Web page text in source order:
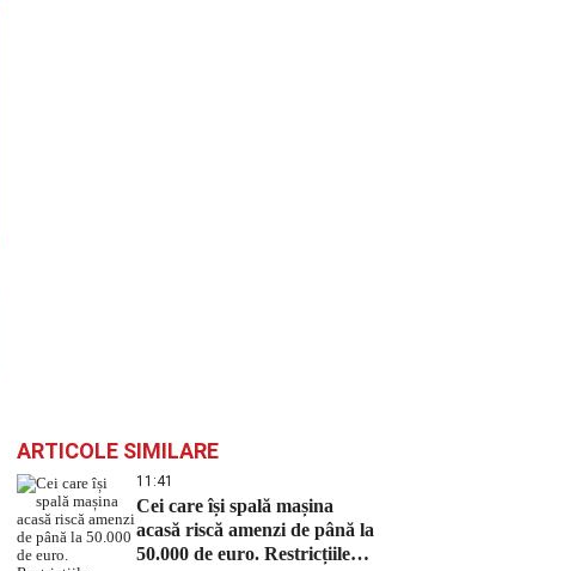
ARTICOLE SIMILARE
11:41
Cei care își spală mașina
acasă riscă amenzi de până la
50.000 de euro. Restricțiile